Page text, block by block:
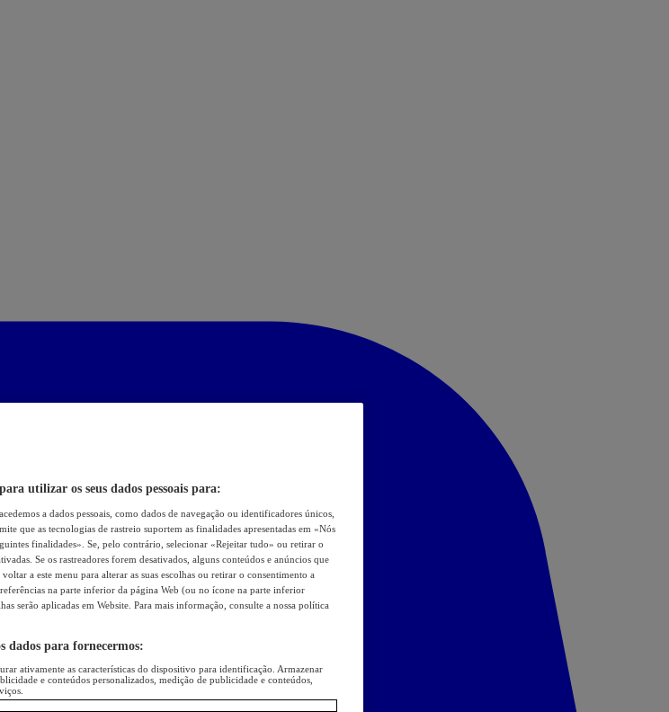
utilizar os seus dados pessoais para:
a dados pessoais, como dados de navegação ou identificadores únicos,
que as tecnologias de rastreio suportem as finalidades apresentadas em «Nós
finalidades». Se, pelo contrário, selecionar «Rejeitar tudo» ou retirar o
Se os rastreadores forem desativados, alguns conteúdos e anúncios que
a este menu para alterar as suas escolhas ou retirar o consentimento a
na parte inferior da página Web (ou no ícone na parte inferior
serão aplicadas em Website. Para mais informação, consulte a nossa política
dados para fornecermos:
ativamente as características do dispositivo para identificação. Armazenar
e conteúdos personalizados, medição de publicidade e conteúdos,